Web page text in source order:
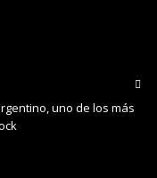
uno de los más